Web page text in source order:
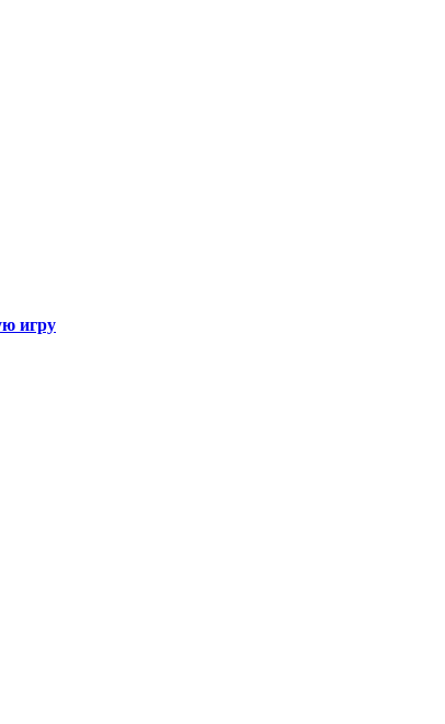
игру